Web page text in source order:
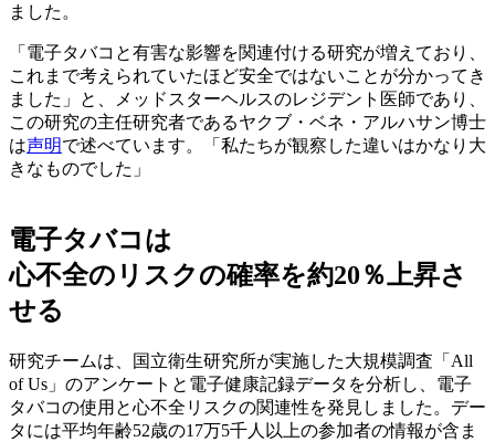
ました。
「電子タバコと有害な影響を関連付ける研究が増えており、
これまで考えられていたほど安全ではないことが分かってき
ました」と、メッドスターヘルスのレジデント医師であり、
この研究の主任研究者であるヤクブ・ベネ・アルハサン博士
は声明で述べています。「私たちが観察した違いはかなり大
きなものでした」
電子タバコは
心不全のリスクの確率を約20％上昇さ
せる
研究チームは、国立衛生研究所が実施した大規模調査「All
of Us」のアンケートと電子健康記録データを分析し、電子
タバコの使用と心不全リスクの関連性を発見しました。デー
タには平均年齢52歳の17万5千人以上の参加者の情報が含ま